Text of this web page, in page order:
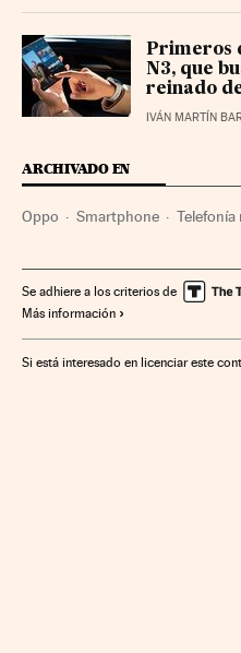
Primeros
N3, que
reinado
IVÁN MARTÍN
ARCHIVADO EN
Oppo Smartphone
Empresas Tecnologías
Ciencia
Se adhiere a los criterios de
Más información
Si está interesado en licenciar este